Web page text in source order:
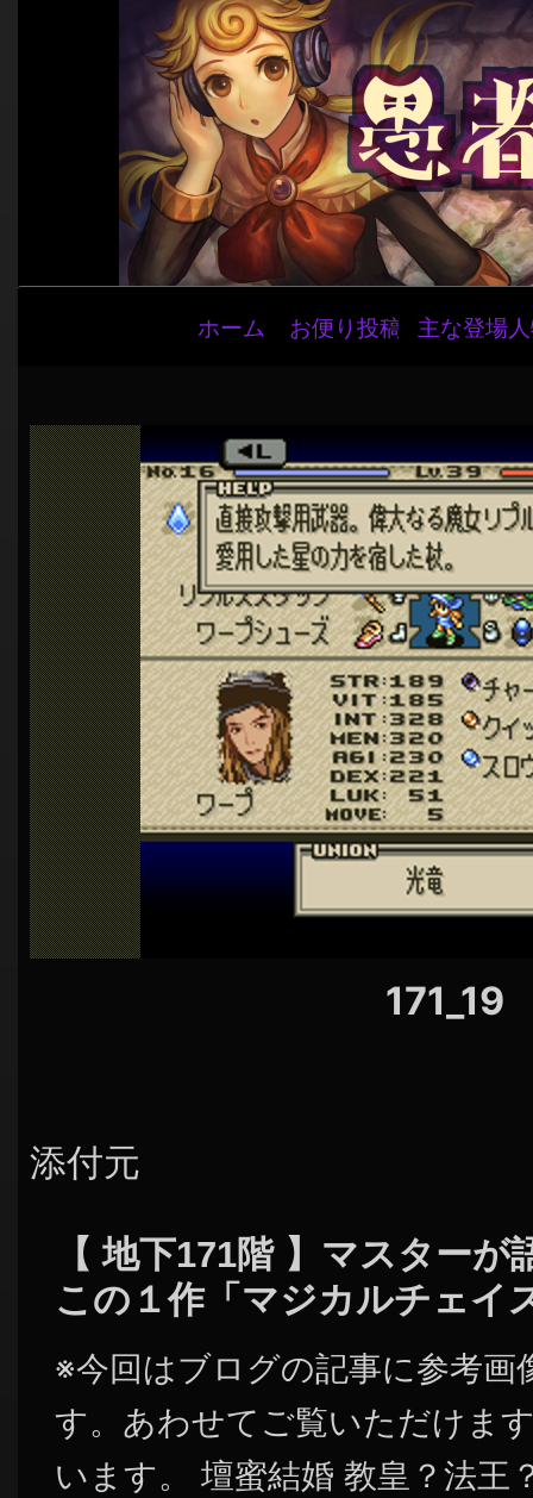
ビ
ゲ
ー
シ
ョ
ン
ホーム お便り投稿 主な登場
171_19
添付元
【 地下171階 】マスター
この１作「マジカルチェイ
※今回はブログの記事に参考画
す。あわせてご覧いただけま
います。 壇蜜結婚 教皇？法王